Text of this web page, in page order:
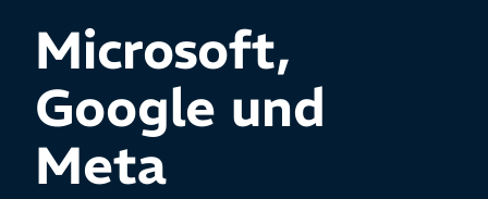
Microsoft,
Google und
Meta